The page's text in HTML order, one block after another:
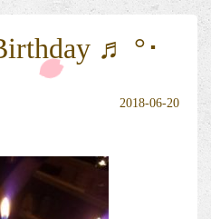
♬ °･
2018-06-20